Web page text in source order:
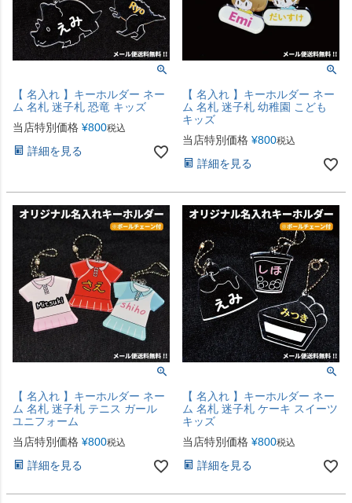
【 名入れ 】キーホルダー ネー
ム 名札 迷子札 恐竜 キッズ
当店特別価格 ¥800税込
詳細を見る
【 名入れ 】キーホルダー ネー
ム 名札 迷子札 幼稚園 こども
キッズ
当店特別価格 ¥800税込
詳細を見る
【 名入れ 】キーホルダー ネー
ム 名札 迷子札 テニス ガール
ユニフォーム
当店特別価格 ¥800税込
詳細を見る
【 名入れ 】キーホルダー ネー
ム 名札 迷子札 ケーキ スイーツ
キッズ
当店特別価格 ¥800税込
詳細を見る